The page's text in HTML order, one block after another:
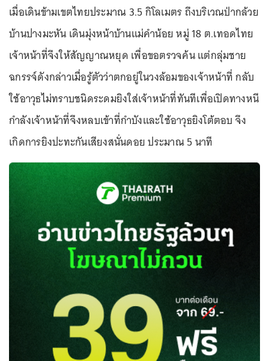
เมื่อเดินข้ามเขตไทยประมาณ 3.5 กิโลเมตร ถึงบริเวณป่ากล้วย
บ้านปางมะหัน เดินมุ่งหน้าบ้านแม่คำน้อย หมู่ 18 ต.เทอดไทย
เจ้าหน้าที่จึงให้สัญญาณหยุด เพื่อขอตรวจค้น แต่กลุ่มชาย
ฉกรรจ์ดังกล่าวเมื่อรู้ตัวว่าตกอยู่ในวงล้อมของเจ้าหน้าที่ กลับ
ใช้อาวุธไม่ทราบชนิดระดมยิงใส่เจ้าหน้าที่ทันทีเพื่อเปิดทางหนี
กำลังเจ้าหน้าที่จึงหลบเข้าที่กำบังและใช้อาวุธยิงโต้ตอบ จึง
เกิดการยิงปะทะกันเสียงสนั่นดอย ประมาณ 5 นาที